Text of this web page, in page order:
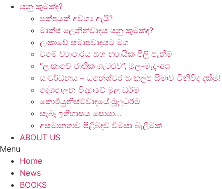
යනු කුමක්ද?
පක්ෂයක් අවශ්‍ය ඇයි?
මාක්ස් ලෙනින්වාදය යනු කුමක්ද?
ලංකාවේ සමාජවාදයට මග
වමේ ව්‍යාපාරය සහ න්‍යායික පීලි පැනීම්
“ලංකාවේ ජාතික ගැටළුව”, මුල-මැද-අග
සංවර්ධනය – ධනේශ්වර සංකල්ප සීමාව විනිවිද දකිමු!
දේශපාලන විද්‍යාවේ මූල ධර්ම
කොමියුනිස්ට්වාදයේ මූලධර්ම
සැබෑ ඉතිහාසය සොයා…
අසමානතාව පිළිබඳව විමසා බැලීමක්
ABOUT US
Menu
Home
News
BOOKS